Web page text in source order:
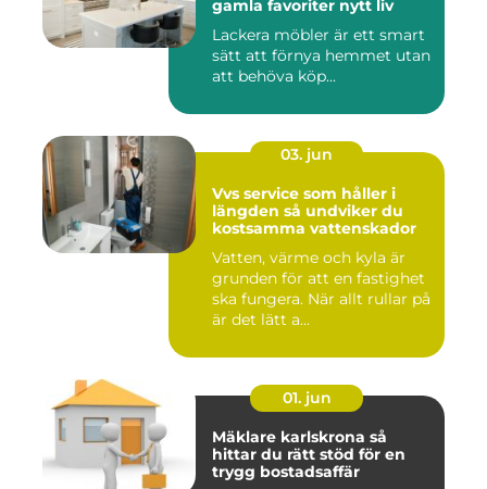
gamla favoriter nytt liv
Lackera möbler är ett smart
sätt att förnya hemmet utan
att behöva köp...
03. jun
Vvs service som håller i
längden så undviker du
kostsamma vattenskador
Vatten, värme och kyla är
grunden för att en fastighet
ska fungera. När allt rullar på
är det lätt a...
01. jun
Mäklare karlskrona så
hittar du rätt stöd för en
trygg bostadsaffär